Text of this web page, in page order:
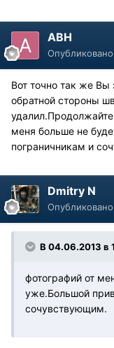
АВН
Опубликовано
Вот точно так же Вы
обратной стороны
меня больше не
пограничникам и
Dmitry N
Опубликовано
В 04.06.2013 в
фотографий от
уже.Большой
сочувствующим.